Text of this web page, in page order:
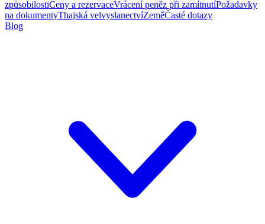
způsobilostiCeny a rezervaceVrácení peněz při zamítnutíPožadavky
na dokumentyThajská velvyslanectvíZeměČasté dotazy
Blog